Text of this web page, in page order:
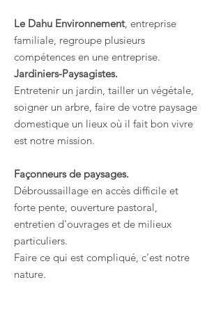
Le Dahu Environnement, entreprise
familiale, regroupe plusieurs
compétences en une entreprise.
Jardiniers-Paysagistes.
Entretenir un jardin, tailler un végétale,
soigner un arbre, faire de votre paysage
domestique un lieux où il fait bon vivre
est notre mission.
Façonneurs de paysages.
Débroussaillage en accès difficile et
forte pente, ouverture pastoral,
entretien d'ouvrages et de milieux
particuliers.
Faire ce qui est compliqué, c'est notre
nature.